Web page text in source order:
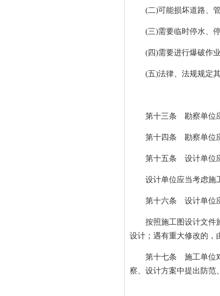
(二)可能损坏道路、管
(三)需要临时停水、停
(四)需要进行爆破作
(五)法律、法规规定
第十三条 勘察单位应
第十四条 勘察单位应
第十五条 设计单位应
设计单位应当考虑施工
第十六条 设计单位应
按照施工图设计文件施
设计；遇有重大修改的，
第十七条 施工单位对
察、设计方案中提出防范